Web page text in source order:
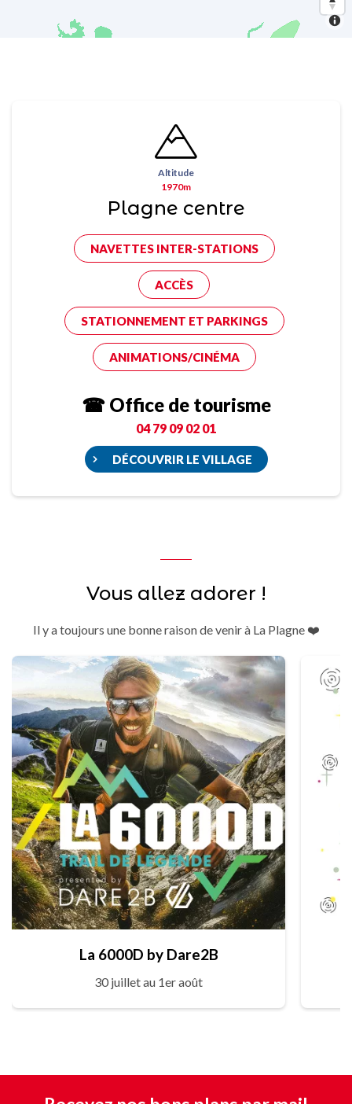
Altitude
1970m
Plagne centre
NAVETTES INTER-STATIONS
ACCÈS
STATIONNEMENT ET PARKINGS
ANIMATIONS/CINÉMA
☎ Office de tourisme
04 79 09 02 01
DÉCOUVRIR LE VILLAGE
Vous allez adorer !
Il y a toujours une bonne raison de venir à La Plagne ❤️
La 6000D by Dare2B
30 juillet au 1er août